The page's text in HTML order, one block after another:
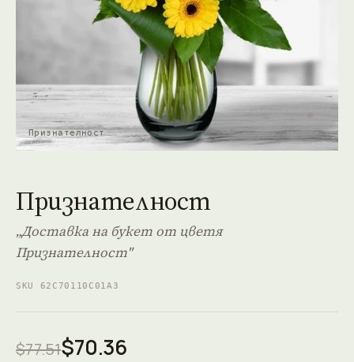
Признателност
Признателност
„Доставка на букет от цветя
Признателност"
SKU 62C70110C01A3
$77.51$70.36